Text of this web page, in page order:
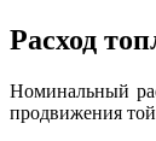
Расход
Номинальный
продвижения